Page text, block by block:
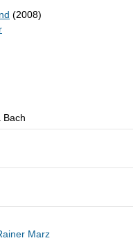
(2008)
Bach
Marz